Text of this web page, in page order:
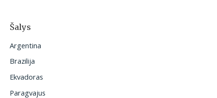
Šalys
Argentina
Brazilija
Ekvadoras
Paragvajus